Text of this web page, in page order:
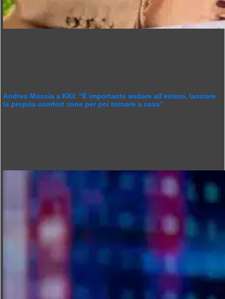
Andrea Moccia a KKI: “È importante andare all’estero, lasciare
la propria comfort zone per poi tornare a casa”